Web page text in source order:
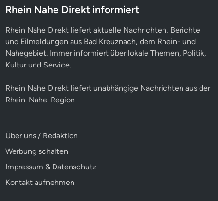
Rhein Nahe Direkt informiert
Rhein Nahe Direkt liefert aktuelle Nachrichten, Berichte
und Eilmeldungen aus Bad Kreuznach, dem Rhein- und
Nahegebiet. Immer informiert über lokale Themen, Politik,
Kultur und Service.
Rhein Nahe Direkt liefert unabhängige Nachrichten aus der
Rhein-Nahe-Region
Über uns / Redaktion
Werbung schalten
Impressum & Datenschutz
Kontakt aufnehmen